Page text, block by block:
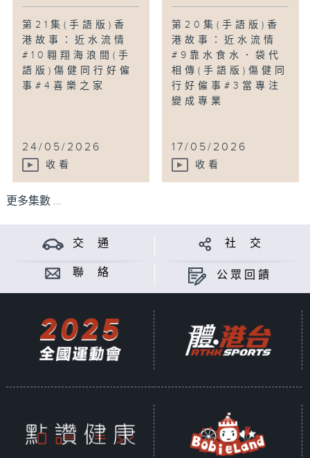
第21集(手語版)香
港故事：近水流情
#10翱翔海浪間(手
語版)傷健同行好僱
事#4喜樂之家
24/05/2026
收看
第20集(手語版)香
港故事：近水流情
#9靠水食水．袋代
相傳(手語版)傷健同
行好僱事#3當專注
變成專業
17/05/2026
收看
更多集數 ...
交 通 社 交
聯 絡 公眾回饋